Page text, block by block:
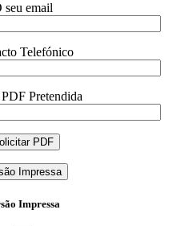
seu email
Telefónico
Pretendida
Impressa
Impressa